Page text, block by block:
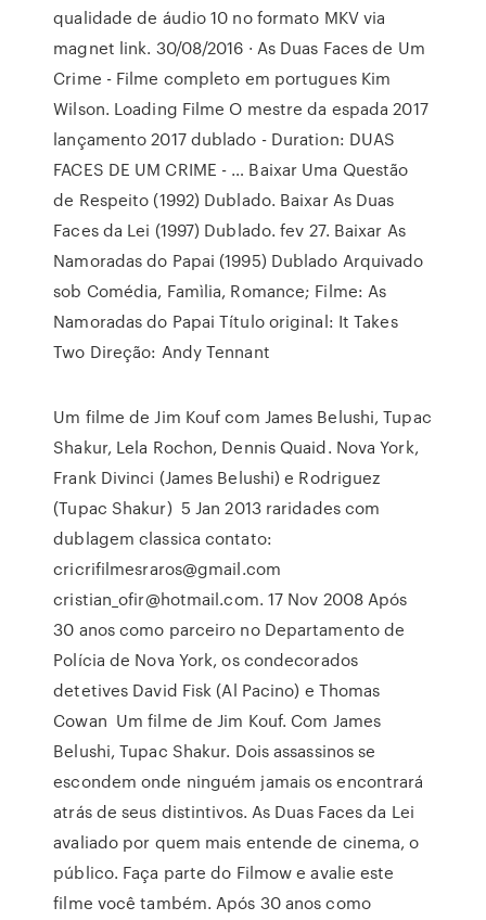
qualidade de áudio 10 no formato MKV via
magnet link. 30/08/2016 · As Duas Faces de Um
Crime - Filme completo em portugues Kim
Wilson. Loading Filme O mestre da espada 2017
lançamento 2017 dublado - Duration: DUAS
FACES DE UM CRIME - … Baixar Uma Questão
de Respeito (1992) Dublado. Baixar As Duas
Faces da Lei (1997) Dublado. fev 27. Baixar As
Namoradas do Papai (1995) Dublado Arquivado
sob Comédia, Famìlia, Romance; Filme: As
Namoradas do Papai Título original: It Takes
Two Direção: Andy Tennant
Um filme de Jim Kouf com James Belushi, Tupac
Shakur, Lela Rochon, Dennis Quaid. Nova York,
Frank Divinci (James Belushi) e Rodriguez
(Tupac Shakur) 5 Jan 2013 raridades com
dublagem classica contato:
cricrifilmesraros@gmail.com
cristian_ofir@hotmail.com. 17 Nov 2008 Após
30 anos como parceiro no Departamento de
Polícia de Nova York, os condecorados
detetives David Fisk (Al Pacino) e Thomas
Cowan Um filme de Jim Kouf. Com James
Belushi, Tupac Shakur. Dois assassinos se
escondem onde ninguém jamais os encontrará
atrás de seus distintivos. As Duas Faces da Lei
avaliado por quem mais entende de cinema, o
público. Faça parte do Filmow e avalie este
filme você também. Após 30 anos como